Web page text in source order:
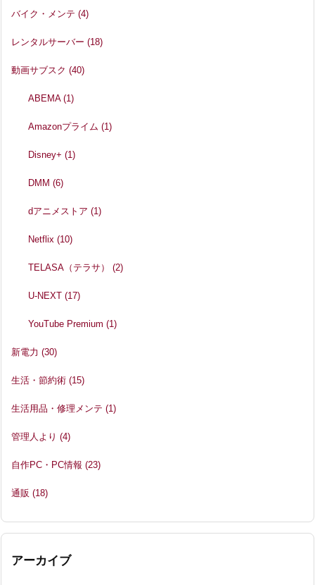
バイク・メンテ (4)
レンタルサーバー (18)
動画サブスク (40)
ABEMA(1)
Amazonプライム(1)
Disney+(1)
DMM(6)
dアニメストア(1)
Netflix(10)
TELASA（テラサ）(2)
U-NEXT(17)
YouTube Premium(1)
新電力 (30)
生活・節約術 (15)
生活用品・修理メンテ (1)
管理人より (4)
自作PC・PC情報 (23)
通販 (18)
アーカイブ